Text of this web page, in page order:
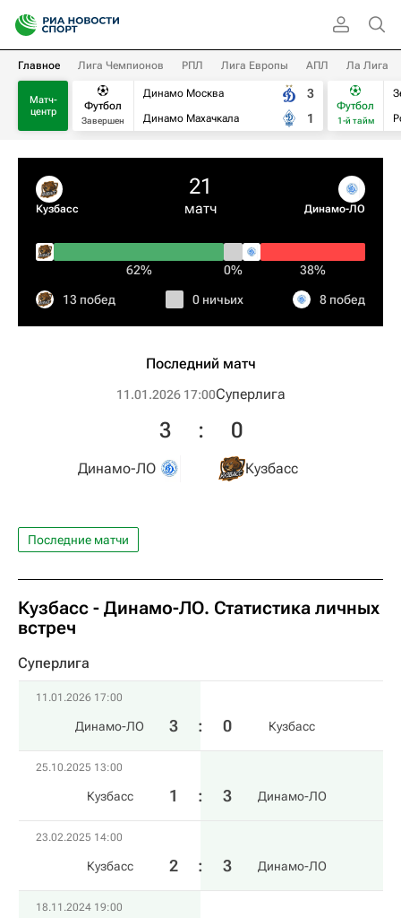
Главное Лига Чемпионов РПЛ Лига Европы АПЛ Ла Лига
Матч-
центр
Футбол
Завершен
Динамо Москва
Динамо Махачкала
3
1
Футбол
1-й тайм
Кузбасс
21
матч Динамо-ЛО
62% 0% 38%
13 побед 0 ничьих 8 побед
Последний матч
11.01.2026 17:00Суперлига
Динамо-ЛО
3 : 0
Кузбасс
Последние матчи
Кузбасс - Динамо-ЛО. Статистика личных
встреч
Суперлига
11.01.2026 17:00
Динамо-ЛО 3 : 0 Кузбасс
25.10.2025 13:00
Кузбасс 1 : 3 Динамо-ЛО
23.02.2025 14:00
Кузбасс 2 : 3 Динамо-ЛО
18.11.2024 19:00